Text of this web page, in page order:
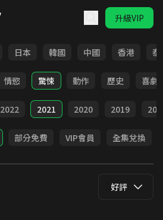
升級VIP
日本 韓國 中國 香港 泰
情慾 驚悚 動作 歷史 喜劇
2022 2021 2020 2019
部分免費 VIP會員 全集兌換
好評